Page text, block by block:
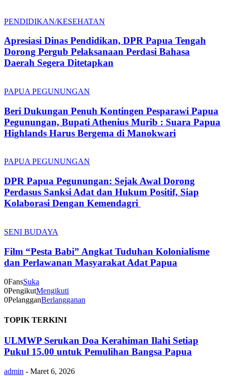
PENDIDIKAN/KESEHATAN
Apresiasi Dinas Pendidikan, DPR Papua Tengah
Dorong Pergub Pelaksanaan Perdasi Bahasa
Daerah Segera Ditetapkan
PAPUA PEGUNUNGAN
Beri Dukungan Penuh Kontingen Pesparawi Papua
Pegunungan, Bupati Athenius Murib : Suara Papua
Highlands Harus Bergema di Manokwari
PAPUA PEGUNUNGAN
DPR Papua Pegunungan: Sejak Awal Dorong
Perdasus Sanksi Adat dan Hukum Positif, Siap
Kolaborasi Dengan Kemendagri
SENI BUDAYA
Film “Pesta Babi” Angkat Tuduhan Kolonialisme
dan Perlawanan Masyarakat Adat Papua
0FansSuka
0PengikutMengikuti
0PelangganBerlangganan
TOPIK TERKINI
ULMWP Serukan Doa Kerahiman Ilahi Setiap
Pukul 15.00 untuk Pemulihan Bangsa Papua
admin - Maret 6, 2026